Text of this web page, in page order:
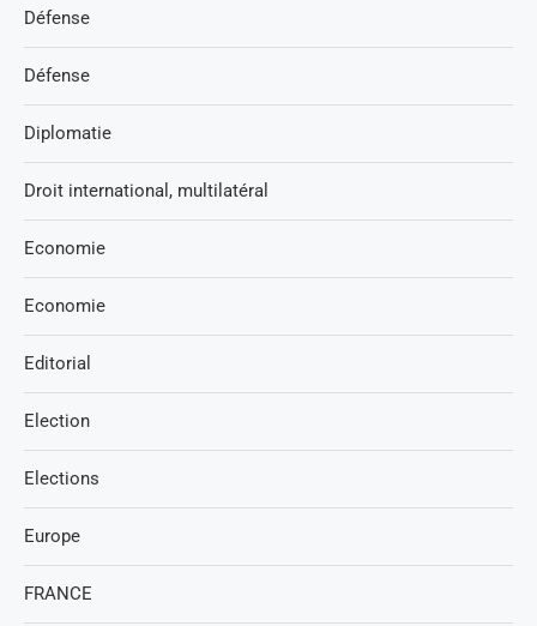
Défense
Défense
Diplomatie
Droit international, multilatéral
Economie
Economie
Editorial
Election
Elections
Europe
FRANCE